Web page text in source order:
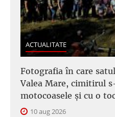
ACTUALITATE
Fotografia în care
Valea Mare, cimitirul
motocoasele și cu o
10 aug 2026